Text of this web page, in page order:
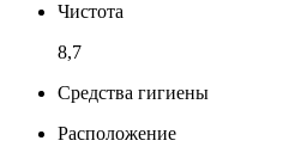
Чистота
8,7
Средства гигиены
Расположение